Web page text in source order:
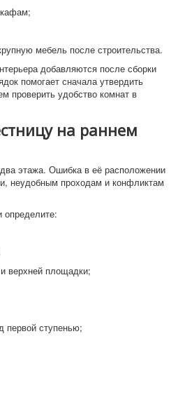
мебель после строительства.
добавляются после сборки
помогает сначала утвердить
проверить удобство комнат в
на раннем
этажа. Ошибка в её расположении
неудобным проходам и конфликтам
определите:
верхней площадки;
первой ступенью;